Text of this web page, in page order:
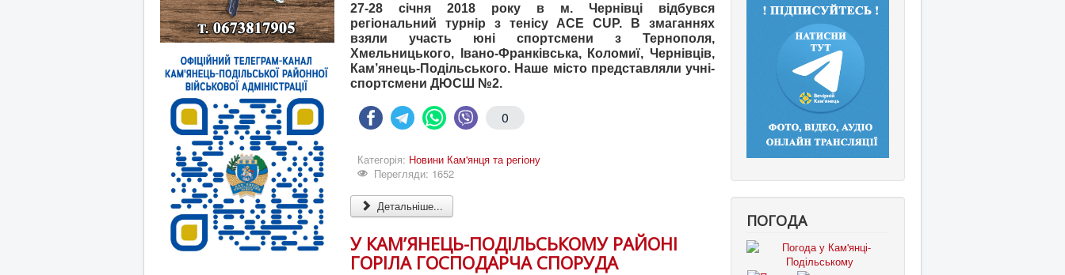
27-28 січня 2018 року в м. Чернівці відбувся
регіональний турнір з тенісу АСE СUP. В змаганнях
взяли участь юні спортсмени з Тернополя,
Хмельницького, Івано-Франківська, Коломиї, Чернівців,
Кам’янець-Подільського. Наше місто представляли учні-
спортсмени ДЮСШ №2.
0
Категорія: Новини Кам'янця та регіону
Перегляди: 1652
Детальніше...
У КАМ’ЯНЕЦЬ-ПОДІЛЬСЬКОМУ РАЙОНІ
ГОРІЛА ГОСПОДАРЧА СПОРУДА
ПОГОДА